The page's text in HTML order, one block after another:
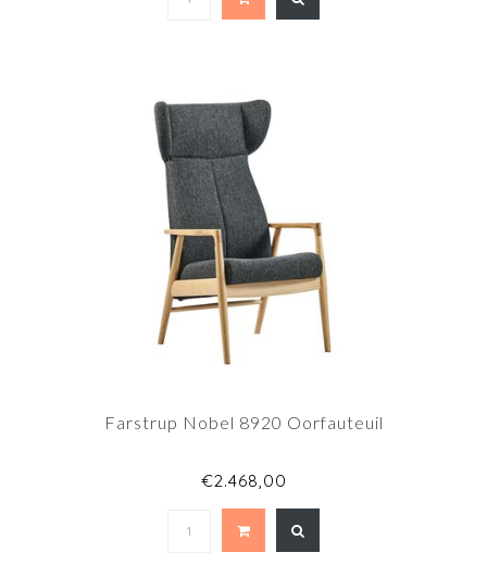
Farstrup Nobel 8920 Oorfauteuil
€2.468,00